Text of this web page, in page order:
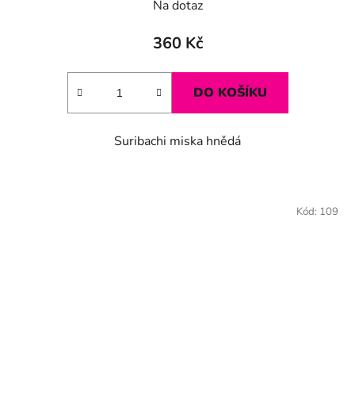
Na dotaz
360 Kč
DO KOŠÍKU
Suribachi miska hnědá
Kód: 109